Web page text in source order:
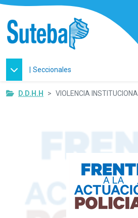
| Seccionales
D.D.H.H VIOLENCIA INSTITUCIONAL